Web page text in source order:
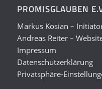
PROMISGLAUBEN
Markus Kosian –
Andreas Reiter –
Impressum
Datenschutzerklärung
Privatsphäre-